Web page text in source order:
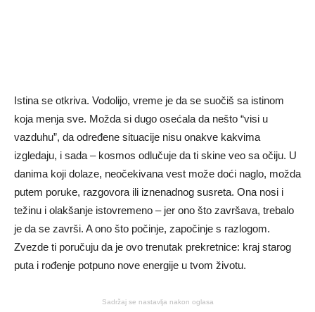
Istina se otkriva. Vodolijo, vreme je da se suočiš sa istinom
koja menja sve. Možda si dugo osećala da nešto “visi u
vazduhu”, da određene situacije nisu onakve kakvima
izgledaju, i sada – kosmos odlučuje da ti skine veo sa očiju. U
danima koji dolaze, neočekivana vest može doći naglo, možda
putem poruke, razgovora ili iznenadnog susreta. Ona nosi i
težinu i olakšanje istovremeno – jer ono što završava, trebalo
je da se završi. A ono što počinje, započinje s razlogom.
Zvezde ti poručuju da je ovo trenutak prekretnice: kraj starog
puta i rođenje potpuno nove energije u tvom životu.
Sadržaj se nastavlja nakon oglasa